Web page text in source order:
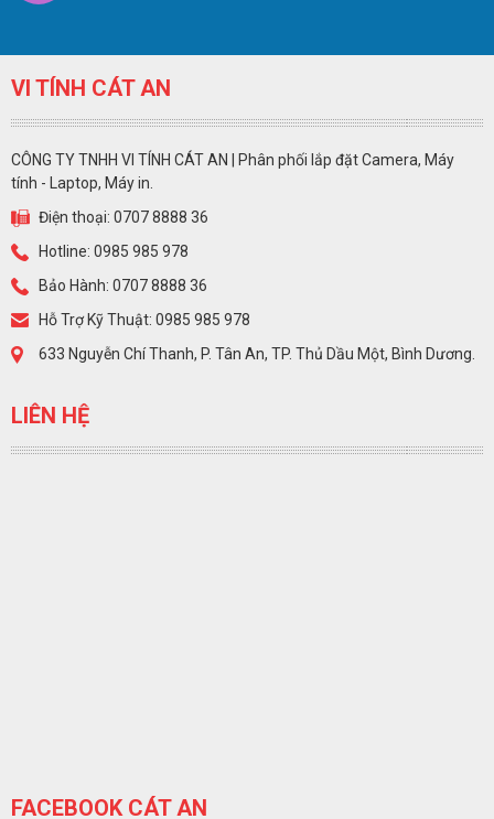
VI TÍNH CÁT AN
CÔNG TY TNHH VI TÍNH CÁT AN | Phân phối lắp đặt Camera, Máy
tính - Laptop, Máy in.
Điện thoại: 0707 8888 36
Hotline: 0985 985 978
Bảo Hành: 0707 8888 36
Hỗ Trợ Kỹ Thuật: 0985 985 978
633 Nguyễn Chí Thanh, P. Tân An, TP. Thủ Dầu Một, Bình Dương.
LIÊN HỆ
FACEBOOK CÁT AN